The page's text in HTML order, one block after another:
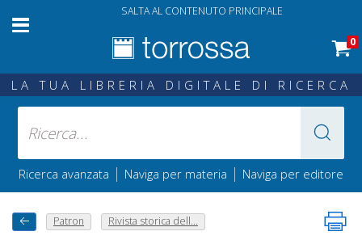
SALTA AL CONTENUTO PRINCIPALE
0
LA TUA LIBRERIA DIGITALE DI RICERCA
Ricerca avanzata | Naviga per materia | Naviga per editore
Patron Rivista storica dell...